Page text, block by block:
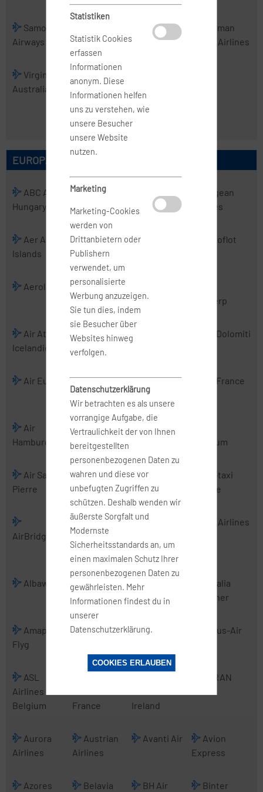
Samoa
Airways
Airlines
Solomon
Airlines
Tasman
Cargo Airlines
Virgin
Australia
Australia
EUROPÄISCHE AIRLINES
ABC Air
Hungary
Abelag
Aviation
Airlines
Aegean
Airlines
Aer Arann
Islands
Aer Lingus Aeroflot
Aerologic Air Albania
Antwerp
Air Atlanta
Icelandic
Air Baltic Air Dolomiti
Air Europa
Air Europa
Express
Air France
Air France
Air
Hamburg
Air Malta
Air
Nostrum
Air Saint-
Pierre
Air Serbia Air Urga
Air-taxi
europe
AirBridgeCargo
Airbus
Transport
International
AirExplore AIS Airlines
Albawings Alidaunia Alitalia
Alitalia
CityLiner
Amapola
Flyg
Anadolujet
Angara
Arcus-Air
ASL
Airlines
Belgium
France
Ireland
ATRAN
Aurora
Airlines
Austrian
Airlines
Avanti Air
Avion
Express
Azores
Belavia
BH Air
Binter
Statistiken
Statistik Cookies
erfassen
Informationen
anonym. Diese
Informationen helfen
uns zu verstehen, wie
unsere Besucher
unsere Website
nutzen.
Marketing
Marketing-Cookies
werden von
Drittanbietern oder
Publishern
verwendet, um
personalisierte
Werbung anzuzeigen.
Sie tun dies, indem
sie Besucher über
Websites hinweg
verfolgen.
Datenschutzerklärung
Wir betrachten es als unsere
vorrangige Aufgabe, die
Vertraulichkeit der von Ihnen
bereitgestellten
personenbezogenen Daten zu
wahren und diese vor
unbefugten Zugriffen zu
schützen. Deshalb wenden wir
äußerste Sorgfalt und
Modernste
Sicherheitsstandards an, um
einen maximalen Schutz Ihrer
personenbezogenen Daten zu
gewährleisten. Mehr
Informationen findest du in
unserer
Datenschutzerklärung.
COOKIES ERLAUBEN